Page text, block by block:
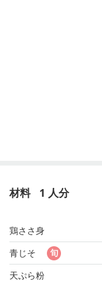
材料 1 人分
鶏ささ身
青じそ
天ぷら粉